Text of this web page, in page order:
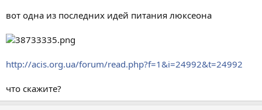
вот одна из последних идей питания люксеона
http://acis.org.ua/forum/read.php?f=1&i=24992&t=24992
что скажите?